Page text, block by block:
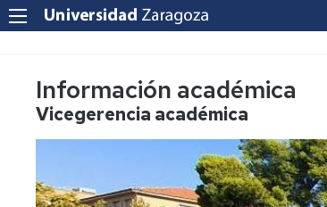
Información académica
Vicegerencia académica